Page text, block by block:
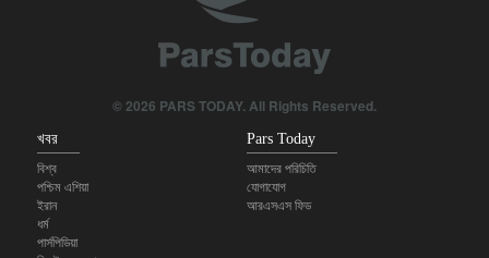
তৃতীয় বর্ষের সূচনায় সর্বোচ্চ নেতার সঙ্গে সাক্ষাত করলেন ইরানের প্রেসিডেন্ট
© 2026 PARS TODAY. All Rights Reserved.
খবর
বিশ্ব
পশ্চিম এশিয়া
ইরান
ধর্ম
পার্সপিডিয়া
Pars Today
আমাদের পরিচিতি
যোগাযোগ
আরএসএস ফিড